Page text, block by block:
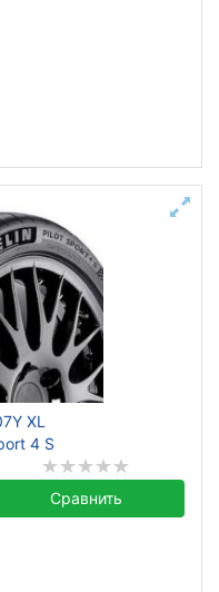
XL
4 S
Сравнить